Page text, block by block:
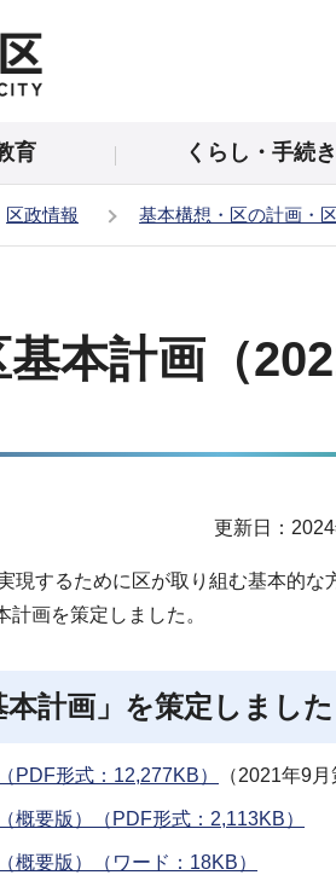
育 くらし・手続き
区政情報 基本構想・区の計画・
本計画（
更新日：
現するために区が取り組む基本的
計画を策定しました。
本計画」を策定しました
PDF形式：12,277KB） （2021年9月
概要版）（PDF形式：2,113KB）
概要版）（ワード：18KB）